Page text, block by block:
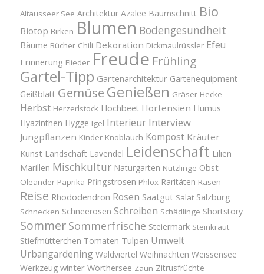
Altausseer See Architektur Azalee Baumschnitt Bio
Biotop Birken Blumen Bodengesundheit
Bäume Bücher Chili Dekoration Dickmaulrüssler Efeu
Erinnerung Flieder Freude Frühling
Gartel-Tipp Gartenarchitektur Gartenequipment
Geißblatt Gemüse Genießen Gräser Hecke
Herbst Herzerlstock Hochbeet Hortensien Humus
Hyazinthen Hygge Igel Interieur Interview
Jungpflanzen Kinder Knoblauch Kompost Kräuter
Kunst Landschaft Lavendel Leidenschaft Lilien
Marillen Mischkultur Naturgarten Nützlinge Obst
Oleander Paprika Pfingstrosen Phlox Raritäten Rasen
Reise Rhododendron Rosen Saatgut Salat Salzburg
Schnecken Schneerosen Schreiben Schädlinge Shortstory
Sommer Sommerfrische Steiermark Steinkraut
Stiefmütterchen Tomaten Tulpen Umwelt
Urbangardening Waldviertel Weihnachten Weissensee
Werkzeug winter Wörthersee Zaun Zitrusfrüchte